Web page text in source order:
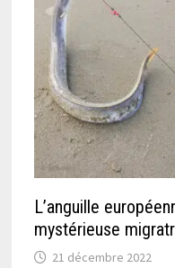
L’anguille
mystérieuse
21 décembre 2022